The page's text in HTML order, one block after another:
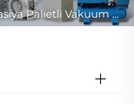
Palıetli Vakuum Nasosu